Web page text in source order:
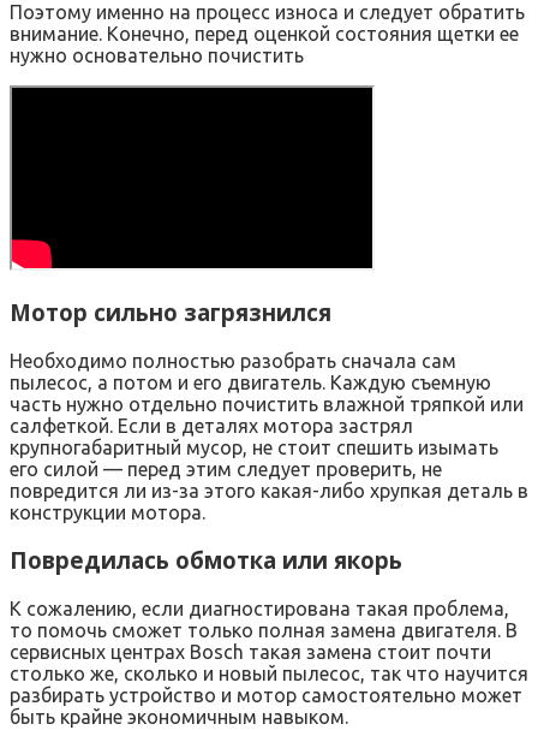
Поэтому именно на процесс износа и следует обратить
внимание. Конечно, перед оценкой состояния щетки ее
нужно основательно почистить
Мотор сильно загрязнился
Необходимо полностью разобрать сначала сам
пылесос, а потом и его двигатель. Каждую съемную
часть нужно отдельно почистить влажной тряпкой или
салфеткой. Если в деталях мотора застрял
крупногабаритный мусор, не стоит спешить изымать
его силой — перед этим следует проверить, не
повредится ли из-за этого какая-либо хрупкая деталь в
конструкции мотора.
Повредилась обмотка или якорь
К сожалению, если диагностирована такая проблема,
то помочь сможет только полная замена двигателя. В
сервисных центрах Bosch такая замена стоит почти
столько же, сколько и новый пылесос, так что научится
разбирать устройство и мотор самостоятельно может
быть крайне экономичным навыком.